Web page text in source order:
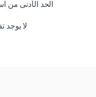
الحد الأدنى من
لا